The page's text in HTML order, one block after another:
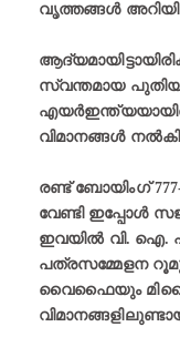
വൃത്തങ്ങള്‍
സ്വന്തമായ പുതിയ
വിമാനങ്ങള്‍
രണ്ട് ബോയിംഗ്
വേണ്ടി ഇപ്പോള്‍
ഇവയില്‍ വി. ഐ.
പത്രസമ്മേളന
വൈഫൈയും